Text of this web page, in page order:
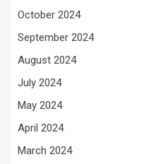
October 2024
September 2024
August 2024
July 2024
May 2024
April 2024
March 2024